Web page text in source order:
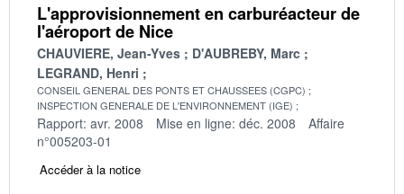
L'approvisionnement en carburéacteur de
l'aéroport de Nice
CHAUVIERE, Jean-Yves
D'AUBREBY, Marc
LEGRAND, Henri
CONSEIL GENERAL DES PONTS ET CHAUSSEES (CGPC)
INSPECTION GENERALE DE L'ENVIRONNEMENT (IGE)
Rapport: avr. 2008 Mise en ligne: déc. 2008
Affaire
n°005203-01
Accéder à la notice